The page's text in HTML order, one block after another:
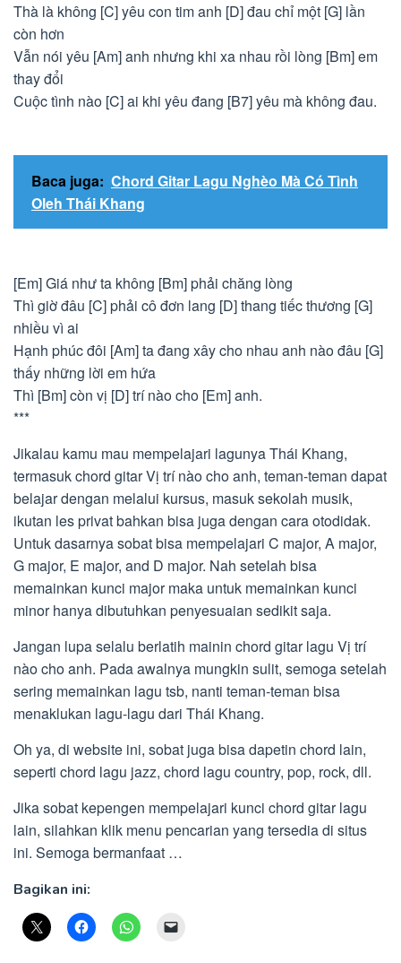
Thà là không [C] yêu con tim anh [D] đau chỉ một [G] lần
còn hơn
Vẫn nói yêu [Am] anh nhưng khi xa nhau rồi lòng [Bm] em
thay đổi
Cuộc tình nào [C] ai khi yêu đang [B7] yêu mà không đau.
Baca juga: Chord Gitar Lagu Nghèo Mà Có Tình
Oleh Thái Khang
[Em] Giá như ta không [Bm] phải chăng lòng
Thì giờ đâu [C] phải cô đơn lang [D] thang tiếc thương [G]
nhiều vì ai
Hạnh phúc đôi [Am] ta đang xây cho nhau anh nào đâu [G]
thấy những lời em hứa
Thì [Bm] còn vị [D] trí nào cho [Em] anh.
***
Jikalau kamu mau mempelajari lagunya Thái Khang,
termasuk chord gitar Vị trí nào cho anh, teman-teman dapat
belajar dengan melalui kursus, masuk sekolah musik,
ikutan les privat bahkan bisa juga dengan cara otodidak.
Untuk dasarnya sobat bisa mempelajari C major, A major,
G major, E major, and D major. Nah setelah bisa
memainkan kunci major maka untuk memainkan kunci
minor hanya dibutuhkan penyesuaian sedikit saja.
Jangan lupa selalu berlatih mainin chord gitar lagu Vị trí
nào cho anh. Pada awalnya mungkin sulit, semoga setelah
sering memainkan lagu tsb, nanti teman-teman bisa
menaklukan lagu-lagu dari Thái Khang.
Oh ya, di website ini, sobat juga bisa dapetin chord lain,
seperti chord lagu jazz, chord lagu country, pop, rock, dll.
Jika sobat kepengen mempelajari kunci chord gitar lagu
lain, silahkan klik menu pencarian yang tersedia di situs
ini. Semoga bermanfaat …
Bagikan ini: